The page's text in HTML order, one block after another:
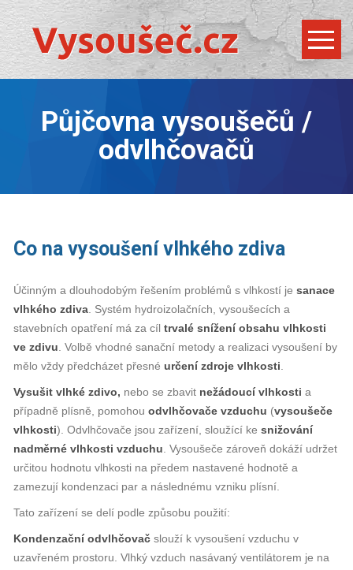
Půjčovna vysoušečů /
odvlhčovačů
Co na vysoušení vlhkého zdiva
Účinným a dlouhodobým řešením problémů s vlhkostí je sanace
vlhkého zdiva . Systém hydroizolačních, vysoušecích a
stavebních opatření má za cíl trvalé snížení obsahu vlhkosti
ve zdivu . Volbě vhodné sanační metody a realizaci vysoušení by
mělo vždy předcházet přesné určení zdroje vlhkosti
Vysušit vlhké zdivo, nebo se zbavit nežádoucí vlhkosti a
případně plísně, pomohou odvlhčovače vzduchu (vysoušeče
vlhkosti). Odvlhčovače jsou zařízení, sloužící ke snižování
nadměrné vlhkosti vzduchu . Vysoušeče zároveň dokáží udržet
určitou hodnotu vlhkosti na předem nastavené hodnotě a
zamezují kondenzaci par a následnému vzniku plísní.
Tato zařízení se delí podle způsobu použití:
Kondenzační odvlhčovač slouží k vysoušení vzduchu v
uzavřeném prostoru. Vlhký vzduch nasávaný ventilátorem je na